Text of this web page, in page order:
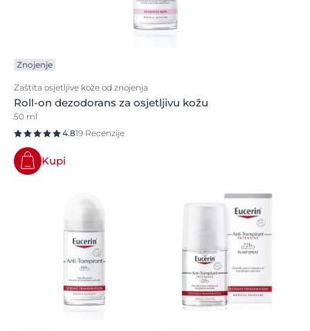
Znojenje
Zaštita osjetljive kože od znojenja
Roll-on dezodorans za osjetljivu kožu
50 ml
4.819 Recenzije
Kupi